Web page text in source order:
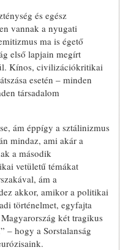
és egész
vannak a nyugati
ma is égető
első lapjain megírt
Kínos, civilizációkritikai
esetén – minden
társadalom
ám éppígy a sztálinizmus
mindaz, ami akár a
a második
vetületű témákat
ám a
akkor, amikor a politikai
történelmet, egyfajta
két tragikus
– hogy a Sorstalanság